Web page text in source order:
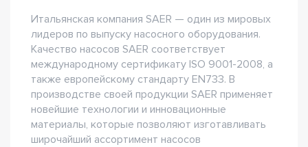
Итальянская компания SAER — один из мировых
лидеров по выпуску насосного оборудования.
Качество насосов SAER соответствует
международному сертификату ISO 9001-2008, а
также европейскому стандарту EN733. В
производстве своей продукции SAER применяет
новейшие технологии и инновационные
материалы, которые позволяют изготавливать
широчайший ассортимент насосов